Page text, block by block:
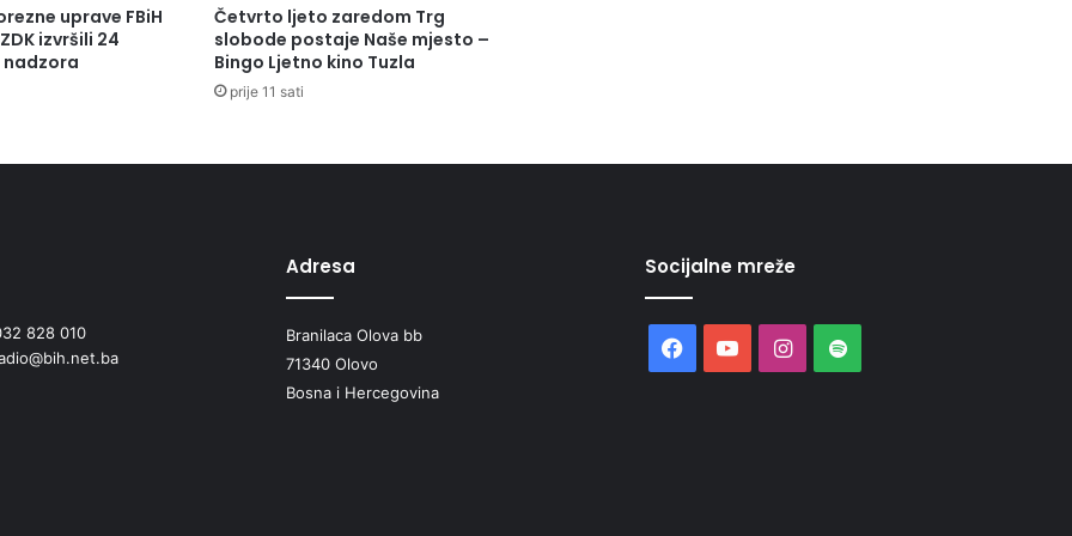
uprave FBiH
izvršili 24
Četvrto ljeto zaredom Trg
slobode postaje Naše mjesto –
Bingo Ljetno kino Tuzla
prije 11 sati
828 010
Adresa
Branilaca Olova bb
71340 Olovo
Bosna i Hercegovina
Socijalne mreže
Facebook
YouTubeInstagram
Spotify